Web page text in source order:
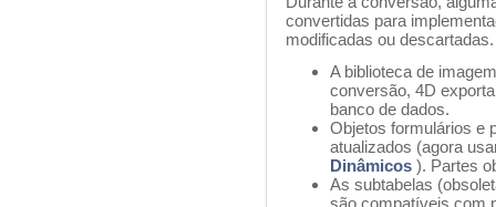
convertidas para
modificadas ou
A biblioteca de
conversão, 4D
banco de dados.
Objetos formulários e
atualizados (agora
Dinâmicos ). Partes
As subtabelas